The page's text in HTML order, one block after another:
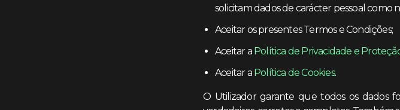
solicitam dados de carácter pessoal
Aceitar os presentes Termos e Condições;
Aceitar a Política de Privacidade e
Aceitar a Política de Cookies.
O Utilizador garante que todos os dados